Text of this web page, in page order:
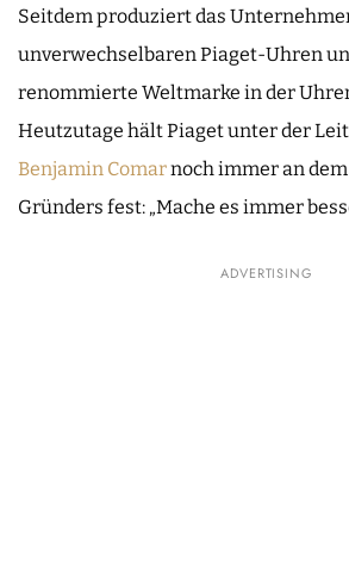
Seitdem produziert das
unverwechselbaren Piaget-Uhren
renommierte Weltmarke in der
Heutzutage hält Piaget unter der
Benjamin Comarnoch immer an
Gründers fest: „Mache es immer
ADVERTISING